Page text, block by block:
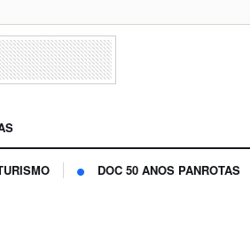
DOC 50 ANOS PANROTAS